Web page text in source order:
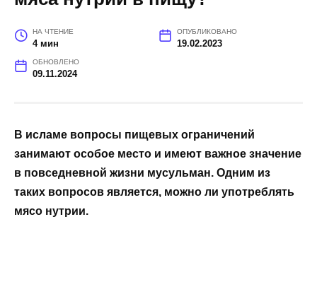
НА ЧТЕНИЕ
4 мин
ОПУБЛИКОВАНО
19.02.2023
ОБНОВЛЕНО
09.11.2024
В исламе вопросы пищевых ограничений
занимают особое место и имеют важное значение
в повседневной жизни мусульман. Одним из
таких вопросов является, можно ли употреблять
мясо нутрии.